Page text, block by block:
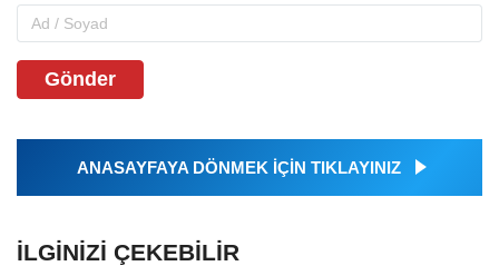
Gönder
ANASAYFAYA DÖNMEK İÇİN TIKLAYINIZ
İLGINIZI ÇEKEBILIR